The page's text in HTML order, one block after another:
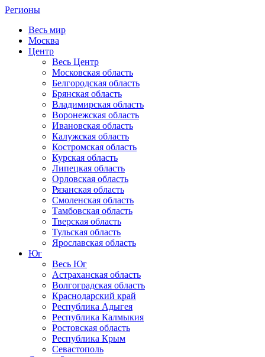
Регионы
Весь мир
Москва
Центр
Весь Центр
Московская область
Белгородская область
Брянская область
Владимирская область
Воронежская область
Ивановская область
Калужская область
Костромская область
Курская область
Липецкая область
Орловская область
Рязанская область
Смоленская область
Тамбовская область
Тверская область
Тульская область
Ярославская область
Юг
Весь Юг
Астраханская область
Волгоградская область
Краснодарский край
Республика Адыгея
Республика Калмыкия
Ростовская область
Республика Крым
Севастополь